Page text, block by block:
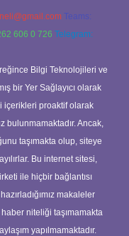
Teams:
606 0 726 Telegram:
Bilgi Teknolojileri ve
bir Yer Sağlayıcı olarak
içerikleri proaktif olarak
bulunmamaktadır. Ancak,
taşımakta olup, siteye
Bu internet sitesi,
ile hiçbir bağlantısı
makaleler
niteliği taşımamakta
yapılmamaktadır.